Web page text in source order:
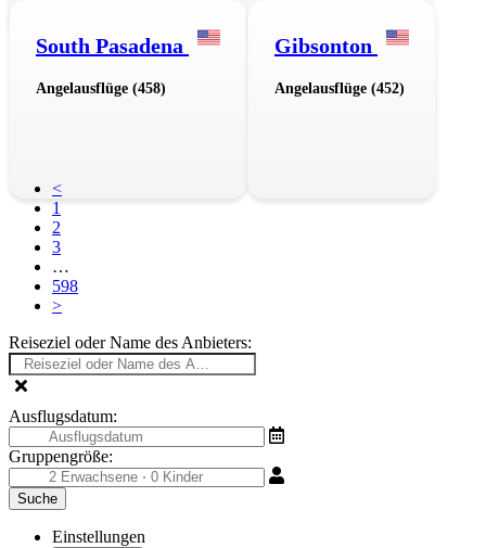
South Pasadena
Angelausflüge (458)
Gibsonton
Angelausflüge (452)
<
1
2
3
…
598
>
Reiseziel oder Name des Anbieters:
Ausflugsdatum:
Gruppengröße:
Einstellungen